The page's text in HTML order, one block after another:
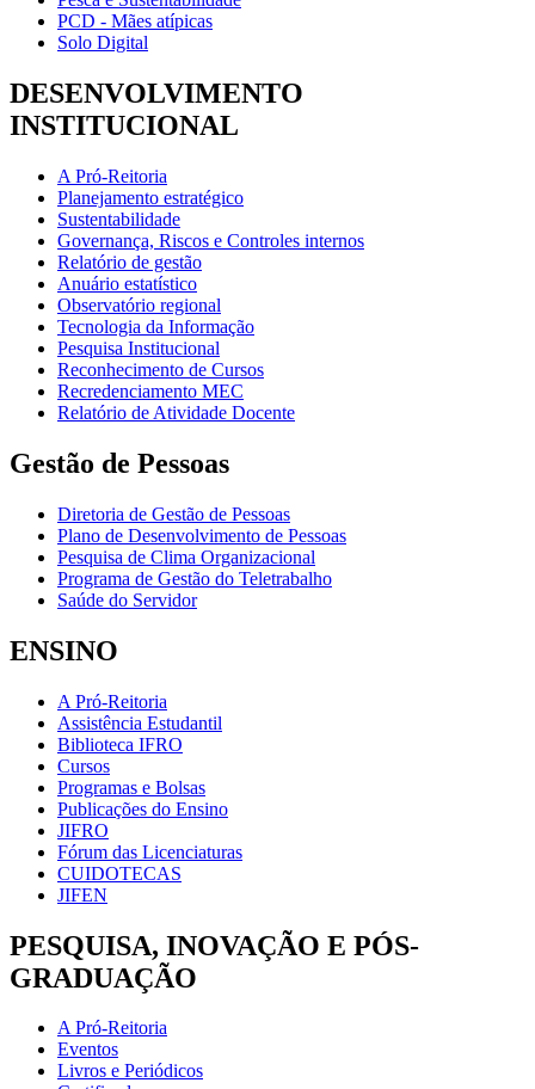
PCD - Mães atípicas
Solo Digital
DESENVOLVIMENTO
INSTITUCIONAL
A Pró-Reitoria
Planejamento estratégico
Sustentabilidade
Governança, Riscos e Controles internos
Relatório de gestão
Anuário estatístico
Observatório regional
Tecnologia da Informação
Pesquisa Institucional
Reconhecimento de Cursos
Recredenciamento MEC
Relatório de Atividade Docente
Gestão de Pessoas
Diretoria de Gestão de Pessoas
Plano de Desenvolvimento de Pessoas
Pesquisa de Clima Organizacional
Programa de Gestão do Teletrabalho
Saúde do Servidor
ENSINO
A Pró-Reitoria
Assistência Estudantil
Biblioteca IFRO
Cursos
Programas e Bolsas
Publicações do Ensino
JIFRO
Fórum das Licenciaturas
CUIDOTECAS
JIFEN
PESQUISA, INOVAÇÃO E PÓS-
GRADUAÇÃO
A Pró-Reitoria
Eventos
Livros e Periódicos